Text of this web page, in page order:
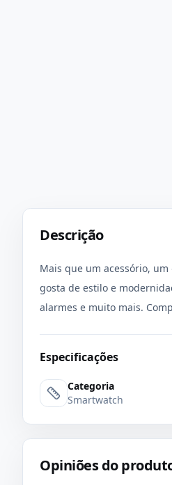
Descrição
Mais que um acessório,
gosta de estilo e
alarmes e muito mais.
Especificações
Categoria
Smartwatch
Opiniões do